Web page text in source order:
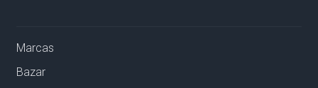
Marcas
Bazar